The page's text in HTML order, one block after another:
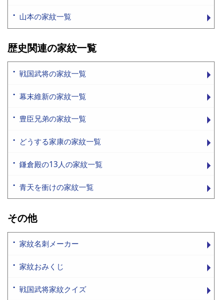
山本の家紋一覧
歴史関連の家紋一覧
戦国武将の家紋一覧
幕末維新の家紋一覧
豊臣兄弟の家紋一覧
どうする家康の家紋一覧
鎌倉殿の13人の家紋一覧
青天を衝けの家紋一覧
その他
家紋名刺メーカー
家紋おみくじ
戦国武将家紋クイズ